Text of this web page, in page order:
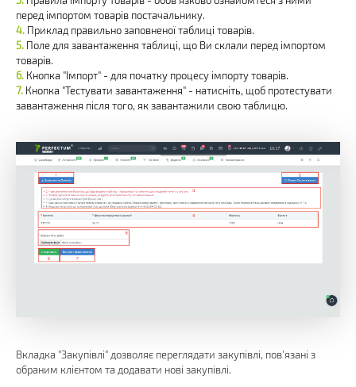
перед імпортом товарів постачальнику.
Приклад правильно заповненої таблиці товарів.
Поле для завантаження таблиці, що Ви склали перед імпортом
товарів.
Кнопка "Імпорт" - для початку процесу імпорту товарів.
Кнопка "Тестувати завантаження" - натисніть, щоб протестувати
завантаження після того, як завантажили свою таблицю.
Вкладка "Закупівлі" дозволяє переглядати закупівлі, пов'язані з
обраним клієнтом та додавати нові закупівлі.